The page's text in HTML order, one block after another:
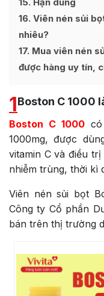
16 Viên nén sủi
nhiêu?
17 Mua viên nén
được hàng uy tín,
1Boston C 1000
Boston C 1000có
1000mg, được
vitamin C và điều
nhiễm trùng, thời kì
Viên nén sủi bọt
Công ty Cổ phần
bán trên thị trường